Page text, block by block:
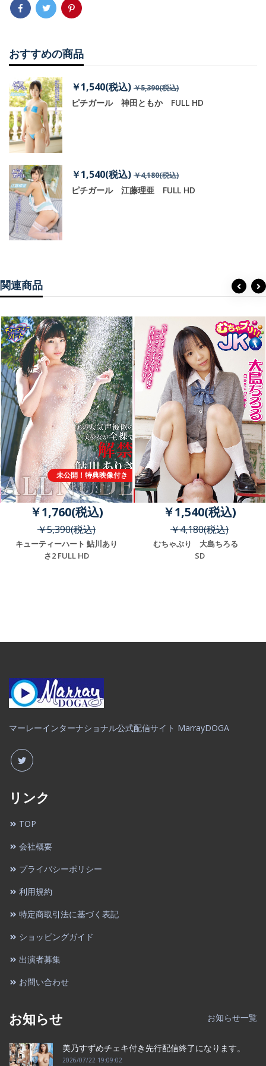
おすすめの商品
￥1,540(税込) ￥5,390(税込)
ピチガール 神田ともか FULL HD
￥1,540(税込) ￥4,180(税込)
ピチガール 江藤理亜 FULL HD
関連商品
未公開！特典映像付き
￥1,760(税込)
￥5,390(税込)
キューティーハート 鮎川あり
さ2 FULL HD
￥1,540(税込)
￥4,180(税込)
むちゃぶり 大島ちろる
SD
マーレーインターナショナル公式配信サイト MarrayDOGA
リンク
TOP
会社概要
プライバシーポリシー
利用規約
特定商取引法に基づく表記
ショッピングガイド
出演者募集
お問い合わせ
お知らせ お知らせ一覧
美乃すずめチェキ付き先行配信終了になります。
2026/07/22 19:09:02